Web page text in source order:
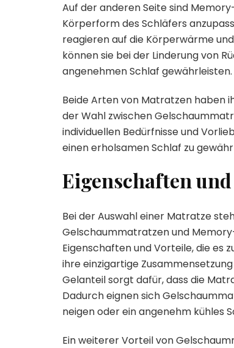
Auf der anderen Seite sind
Körperform des Schläfers
reagieren auf die Körperwärme
können sie bei der Linderung von
angenehmen Schlaf gewährleisten.
Beide Arten von Matratzen haben
der Wahl zwischen
individuellen Bedürfnisse und
einen erholsamen Schlaf zu
Eigenschaften
Bei der Auswahl einer Matratze
Gelschaummatratzen und
Eigenschaften und Vorteile, die es
ihre einzigartige
Gelanteil sorgt dafür, dass die
Dadurch eignen sich
neigen oder ein angenehm kühles
Ein weiterer Vorteil von